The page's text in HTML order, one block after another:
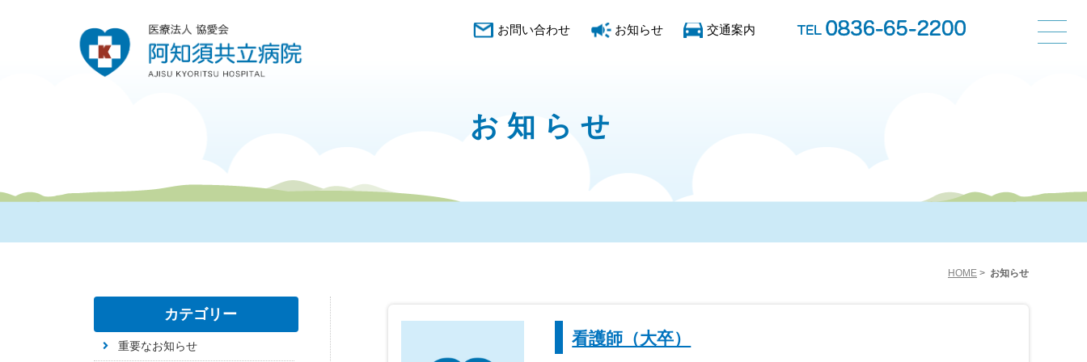
交通案内
お知らせ
お問い合わせ
お知らせ
HOME > お知らせ
看護師（大卒）
カテゴリー
重要なお知らせ